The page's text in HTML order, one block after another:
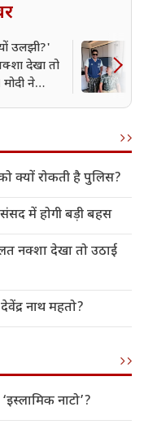
उलझी?'
देखा तो
ने
क्यों रोकती है पुलिस?
में होगी बड़ी बहस
नक्शा देखा तो उठाई
नाथ महतो?
नाटो’?